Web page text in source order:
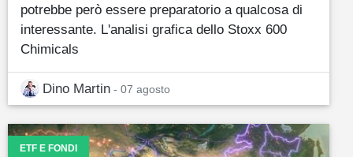
potrebbe però essere preparatorio a qualcosa di
interessante. L'analisi grafica dello Stoxx 600
Chimicals
Dino Martin - 07 agosto
ETF E FONDI